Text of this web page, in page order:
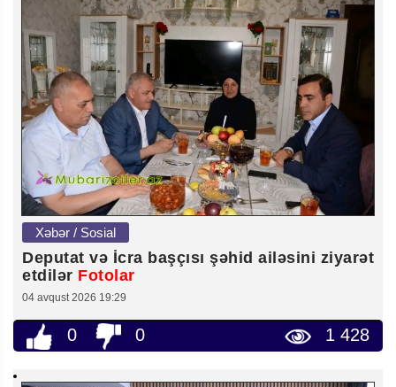
Xəbər / Sosial
Deputat və İcra başçısı şəhid ailəsini ziyarət
etdilər Fotolar
04 avqust 2026 19:29
0 0 1 428